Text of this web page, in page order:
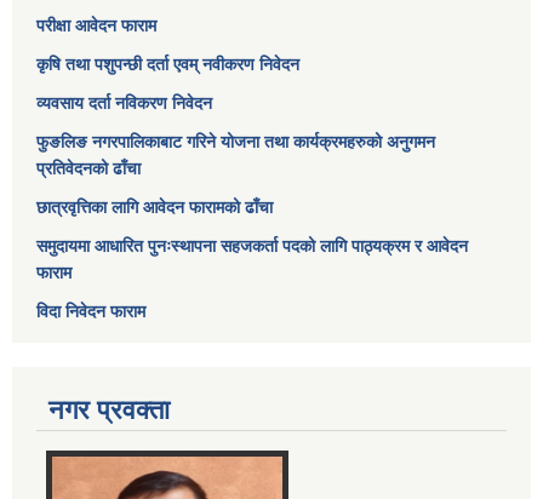
परीक्षा आवेदन फाराम
कृषि तथा पशुपन्छी दर्ता एवम् नवीकरण निवेदन
व्यवसाय दर्ता नविकरण निवेदन
फुङलिङ नगरपालिकाबाट गरिने योजना तथा कार्यक्रमहरुको अनुगमन
प्रतिवेदनको ढाँचा
छात्रवृत्तिका लागि आवेदन फारामको ढाँचा
समुदायमा आधारित पुनःस्थापना सहजकर्ता पदको लागि पाठ्यक्रम र आवेदन
फाराम
विदा निवेदन फाराम
नगर प्रवक्ता